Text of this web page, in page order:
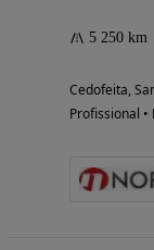
5 250 km
Cedofeita,
Profissional •